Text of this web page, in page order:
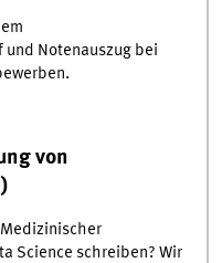
Notenauszug bei
von
Science schreiben? Wir